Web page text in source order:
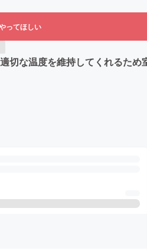
ってほしい
な温度を維持してくれるた